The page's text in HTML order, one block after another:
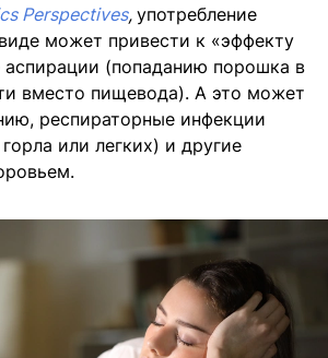
Perspectives, употребление
может привести к «эффекту
(попаданию порошка в
вместо пищевода). А это может
респираторные инфекции
или легких) и другие